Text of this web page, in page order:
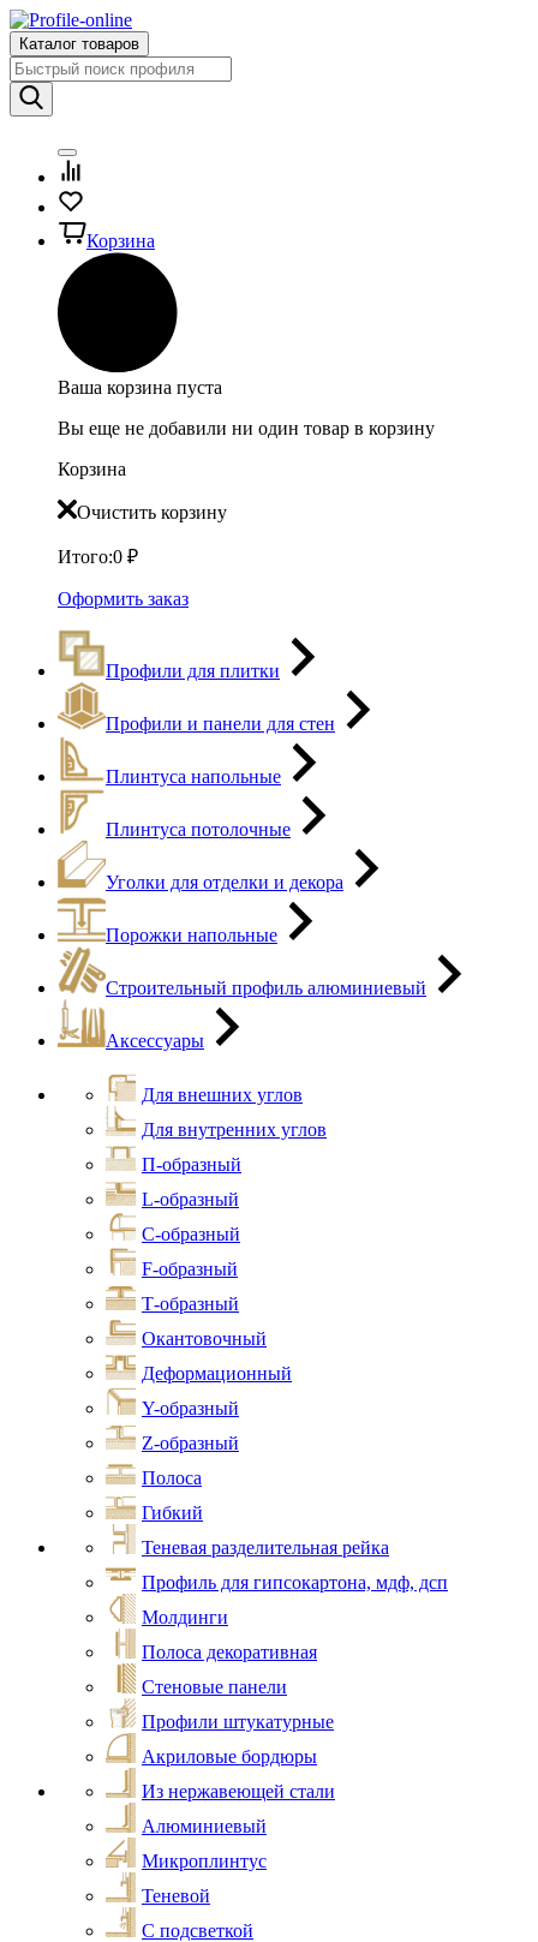
Каталог товаров
Корзина
Ваша корзина пуста
Вы еще не добавили ни один товар в корзину
Корзина
Очистить корзину
Итого:0 ₽
Оформить заказ
Профили для плитки
Профили и панели для стен
Плинтуса напольные
Плинтуса потолочные
Уголки для отделки и декора
Порожки напольные
Строительный профиль алюминиевый
Аксессуары
Для внешних углов
Для внутренних углов
П-образный
L-образный
С-образный
F-образный
Т-образный
Окантовочный
Деформационный
Y-образный
Z-образный
Полоса
Гибкий
Теневая разделительная рейка
Профиль для гипсокартона, мдф, дсп
Молдинги
Полоса декоративная
Стеновые панели
Профили штукатурные
Акриловые бордюры
Из нержавеющей стали
Алюминиевый
Микроплинтус
Теневой
С подсветкой